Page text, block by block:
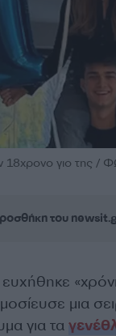
18χρονο γιο της /
του
ευχήθηκε
μια
για τα